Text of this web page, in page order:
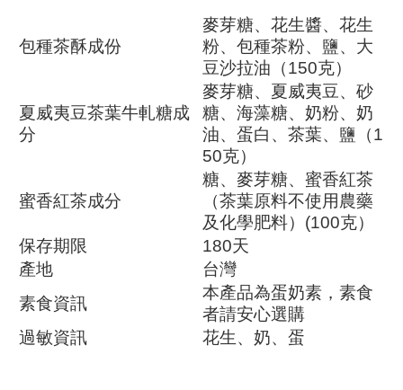
包種茶酥成份
麥芽糖、花生醬、花生
粉、包種茶粉、鹽、大
豆沙拉油（150克）
夏威夷豆茶葉牛軋糖成
分
麥芽糖、夏威夷豆、砂
糖、海藻糖、奶粉、奶
油、蛋白、茶葉、鹽（1
50克）
蜜香紅茶成分
糖、麥芽糖、蜜香紅茶
（茶葉原料不使用農藥
及化學肥料）(100克）
保存期限
180天
產地
台灣
素食資訊
本產品為蛋奶素，素食
者請安心選購
過敏資訊
花生、奶、蛋